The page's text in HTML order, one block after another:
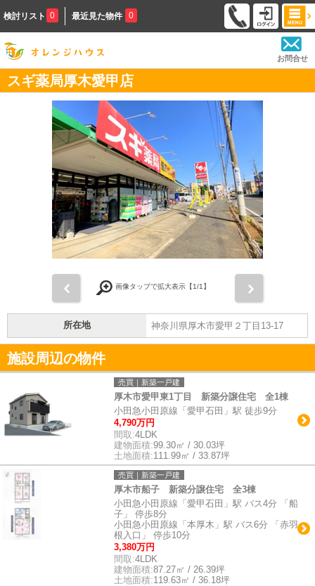
検討リスト 0 最近見た物件 0
お問合せ
スギ薬局厚木愛甲店
画像タップで拡大表示【1/1】
所在地 神奈川県厚木市愛甲２丁目13-17
施設周辺の物件
売買｜新築一戸建
厚木市愛甲東1丁目 新築分譲住宅 全1棟
小田急小田原線「愛甲石田」駅 徒歩9分
4,790万円
間取:4LDK
建物面積:99.30㎡ / 30.03坪
土地面積:111.99㎡ / 33.87坪
売買｜新築一戸建
厚木市船子 新築分譲住宅 全3棟
小田急小田原線「愛甲石田」駅 バス4分 「船
子」 停歩8分
小田急小田原線「本厚木」駅 バス6分 「赤羽
根入口」 停歩10分
3,380万円
間取:4LDK
建物面積:87.27㎡ / 26.39坪
土地面積:119.63㎡ / 36.18坪